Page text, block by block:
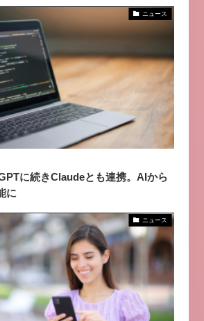
ニュース
に続きClaudeとも連携。AIから
に
ニュース